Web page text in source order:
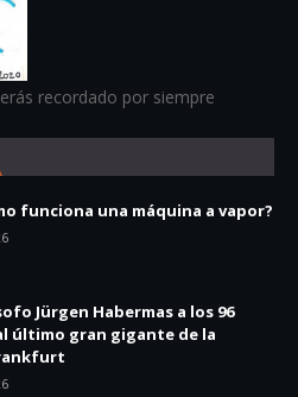
recordado por siempre
funciona una máquina a vapor?
Jürgen Habermas a los 96
último gran gigante de la